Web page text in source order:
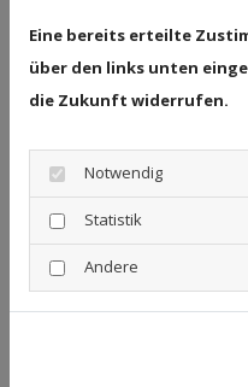
Wir freuen uns, Sie
Tierarztpraxis in
Ihr tierärztliches
ZUR
Eine bereits erteilte
über den links unten
die Zukunft widerrufen.
Notwendig
Statistik
Andere